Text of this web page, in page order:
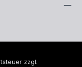
zzgl.